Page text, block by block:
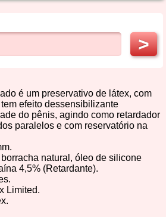
>
é um preservativo de látex, com
efeito dessensibilizante
do pênis, agindo como retardador
paralelos e com reservatório na
borracha natural, óleo de silicone
4,5% (Retardante).
Limited.